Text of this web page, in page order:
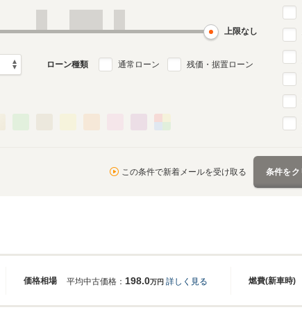
上限なし
ローン種類 通常ローン 残価・据置ローン
この条件で新着メールを受け取る 条件をク
価格相場 燃費(新車時)
平均中古価格： 198.0万円 詳しく見る